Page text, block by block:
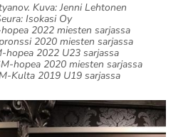
Kuva: Jenni Lehtonen
Isokasi Oy
2022 miesten sarjassa
2020 miesten sarjassa
hopea 2022 U23 sarjassa
hopea 2020 miesten sarjassa
Kulta 2019 U19 sarjassa